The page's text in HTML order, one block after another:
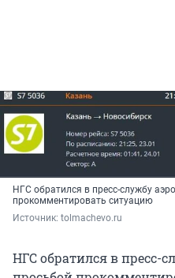
НГС обратился в пресс-службу
прокомментировать ситуацию
Источник: tolmachevo.ru
НГС обратился в пресс-